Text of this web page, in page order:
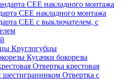
СЕЕ накладного монтажа
СЕЕ с выключателем, с
Круглогубцы
Кусачки бокорезы
Отвертка крестовая
Отвертка с